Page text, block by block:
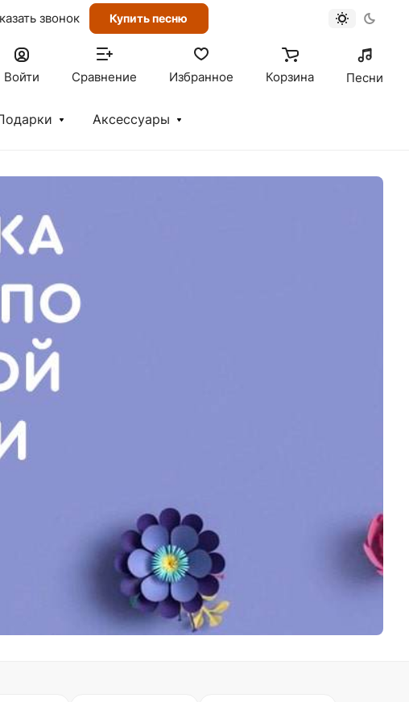
звонок Купить песню
Войти Сравнение Избранное Корзина Песни
Аксессуары